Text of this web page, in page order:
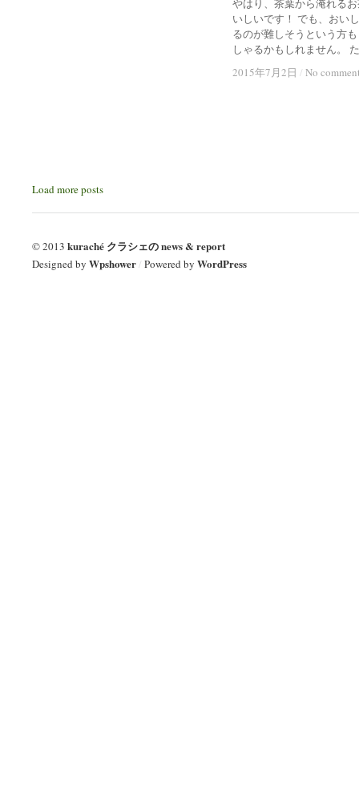
やはり、茶葉から淹れる
いしいです！ でも、おい
るのが難しそうという方
しゃるかもしれません。
2015年7月2日 / No
2015年7月2日 / No
Load more posts
© 2013 kuraché クラシェの news & report
Designed by Wpshower/ Powered by WordPress